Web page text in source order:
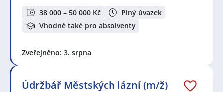
38 000 – 50 000 Kč
Plný úvazek
Vhodné také pro absolventy
Zveřejněno: 3. srpna
Údržbář Městských lázní (m/ž)